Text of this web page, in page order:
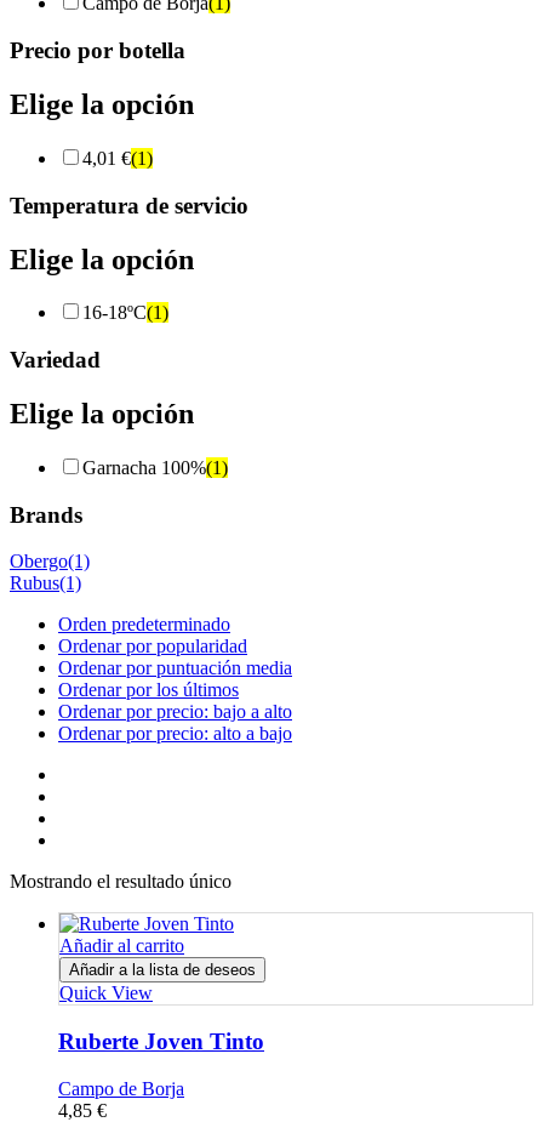
Precio por botella
Elige la opción
4,01 €(1)
Temperatura de servicio
Elige la opción
16-18ºC(1)
Variedad
Elige la opción
Garnacha 100%(1)
Brands
Obergo(1)
Rubus(1)
Orden predeterminado
Ordenar por popularidad
Ordenar por puntuación media
Ordenar por los últimos
Ordenar por precio: bajo a alto
Ordenar por precio: alto a bajo
Mostrando el resultado único
Añadir al carrito
Añadir a la lista de deseos
Quick View
Ruberte Joven Tinto
Campo de Borja
4,85 €